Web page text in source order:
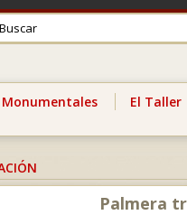
Monumentales El Taller
Palmera